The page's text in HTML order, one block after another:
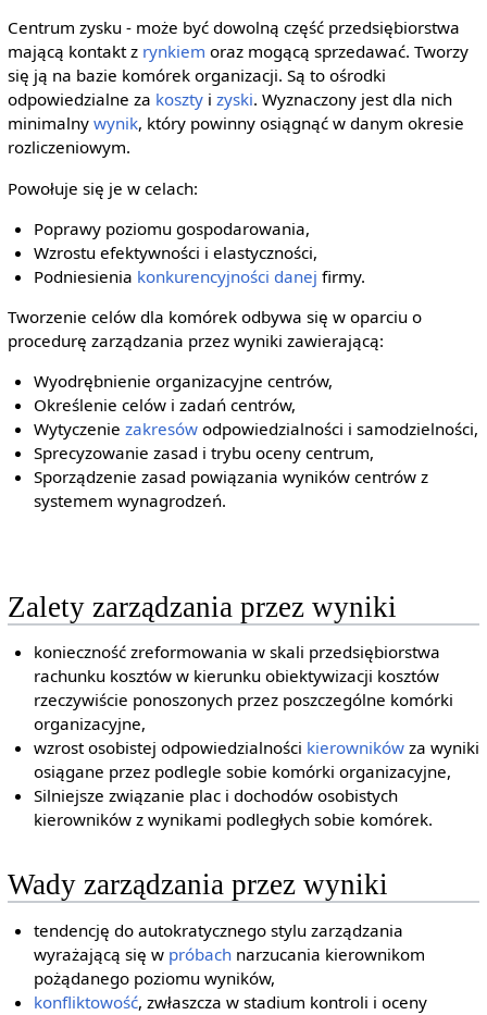
Centrum zysku - może być dowolną część przedsiębiorstwa
mającą kontakt z rynkiem oraz mogącą sprzedawać. Tworzy
się ją na bazie komórek organizacji. Są to ośrodki
odpowiedzialne za kosztyi zyski. Wyznaczony jest dla nich
minimalny wynik, który powinny osiągnąć w danym okresie
rozliczeniowym.
Powołuje się je w celach:
Poprawy poziomu gospodarowania,
Wzrostu efektywności i elastyczności,
Podniesienia konkurencyjności danej firmy.
Tworzenie celów dla komórek odbywa się w oparciu o
procedurę zarządzania przez wyniki zawierającą:
Wyodrębnienie organizacyjne centrów,
Określenie celów i zadań centrów,
Wytyczeniezakresów odpowiedzialności i samodzielności,
Sprecyzowanie zasad i trybu oceny centrum,
Sporządzenie zasad powiązania wyników centrów z
systemem wynagrodzeń.
Zalety zarządzania przez wyniki
konieczność zreformowania w skali przedsiębiorstwa
rachunku kosztów w kierunku obiektywizacji kosztów
rzeczywiście ponoszonych przez poszczególne komórki
organizacyjne,
wzrost osobistej odpowiedzialności kierowników za wyniki
osiągane przez podlegle sobie komórki organizacyjne,
Silniejsze związanie plac i dochodów osobistych
kierowników z wynikami podległych sobie komórek.
Wady zarządzania przez wyniki
tendencję do autokratycznego stylu zarządzania
wyrażającą się w próbach narzucania kierownikom
pożądanego poziomu wyników,
konfliktowość, zwłaszcza w stadium kontroli i oceny